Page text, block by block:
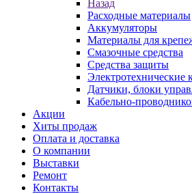
Назад
Расходные материалы
Аккумуляторы
Материалы для
Смазочные средства
Средства защиты
Электротехнические
Датчики, блоки
Кабельно-
Акции
Хиты продаж
Оплата и доставка
О компании
Выставки
Ремонт
Контакты